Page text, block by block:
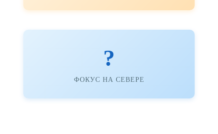
?️
ФОКУС НА СЕВЕРЕ